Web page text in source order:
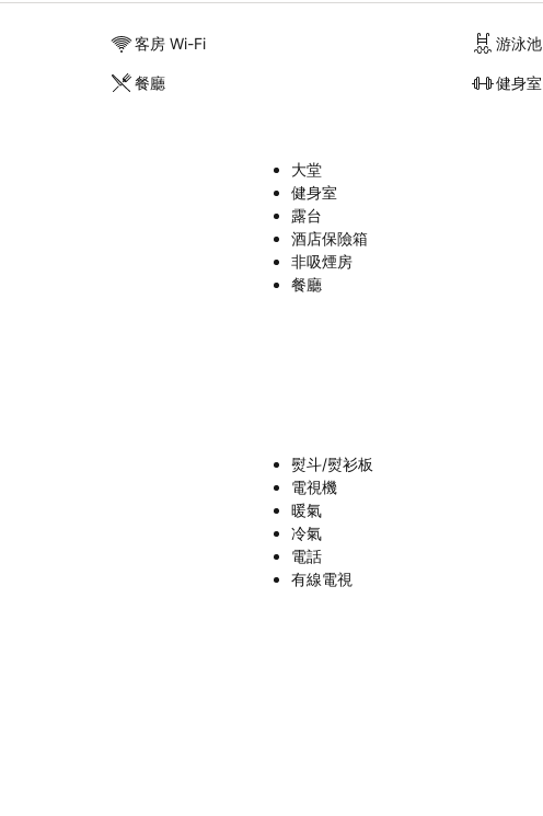
客房 Wi-Fi 游泳池
餐廳
健身室
大堂
健身室
露台
酒店保險箱
非吸煙房
餐廳
熨斗/熨衫板
電視機
暖氣
冷氣
電話
有線電視